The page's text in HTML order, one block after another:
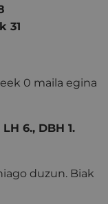
31
0 maila egina
6., DBH 1.
duzun. Biak